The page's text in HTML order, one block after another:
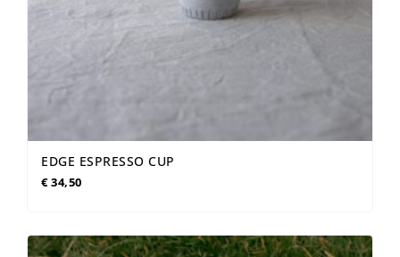
EDGE ESPRESSO CUP
€34,50